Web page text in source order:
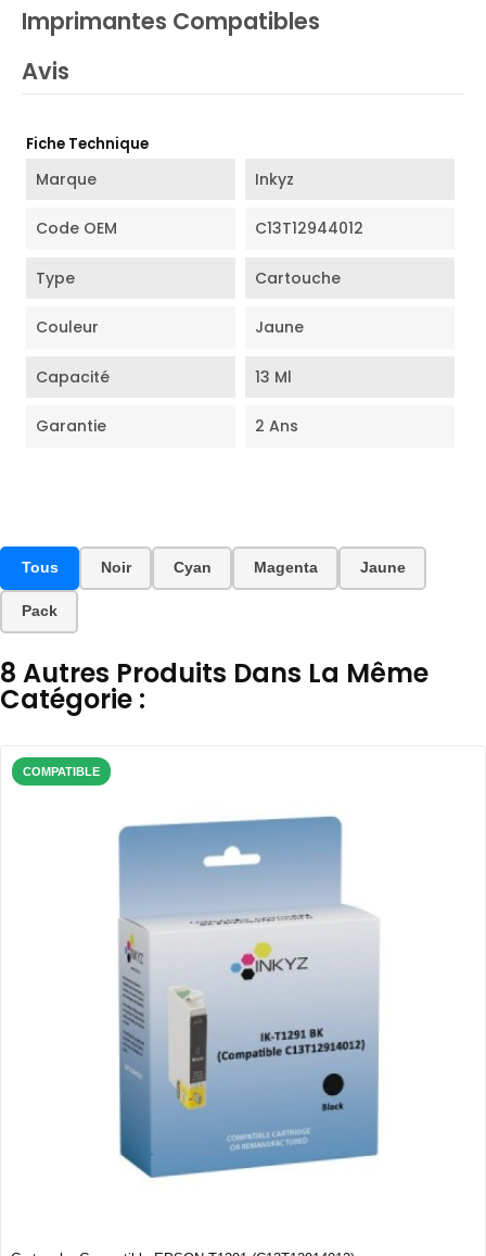
Imprimantes Compatibles
Avis
Fiche Technique
Marque Inkyz
Code OEM C13T12944012
Type Cartouche
Couleur Jaune
Capacité 13 Ml
Garantie 2 Ans
Tous Noir Cyan Magenta Jaune
Pack
8 Autres Produits Dans La Même
Catégorie :
COMPATIBLE